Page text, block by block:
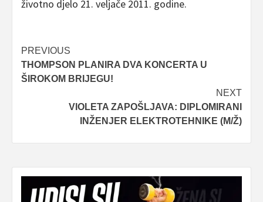
životno djelo 21. veljače 2011. godine.
Post
navigation
PREVIOUS
THOMPSON PLANIRA DVA KONCERTA U
ŠIROKOM BRIJEGU!
NEXT
VIOLETA ZAPOŠLJAVA: DIPLOMIRANI
INŽENJER ELEKTROTEHNIKE (M/Ž)